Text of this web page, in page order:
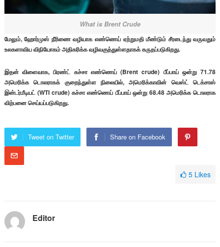
What is Brent Crude
மேலும், ஹோர்முஸ் நீரிணை வழியாக எண்ணெய் ஏற்றுமதி மீண்டும் சீரடைந்து வருவதும்
உலகளாவிய விநியோகம் அதிகரிக்க வழிவகுத்துள்ளதாகக் கருதப்படுகிறது.
இதன் விளைவாக, பிரண்ட் கச்சா எண்ணெய் (Brent crude) பீப்பாய் ஒன்று 71.78
அமெரிக்க டொலராகக் குறைந்துள்ள நிலையில், அமெரிக்காவின் வெஸ்ட் டெக்சாஸ்
இன்டர்மீடியட் (WTI crude) கச்சா எண்ணெய் பீப்பாய் ஒன்று 68.48 அமெரிக்க டொலராக
விற்பனை செய்யப்படுகிறது.
Tweet on Twitter Share on Facebook
5 Likes
Editor